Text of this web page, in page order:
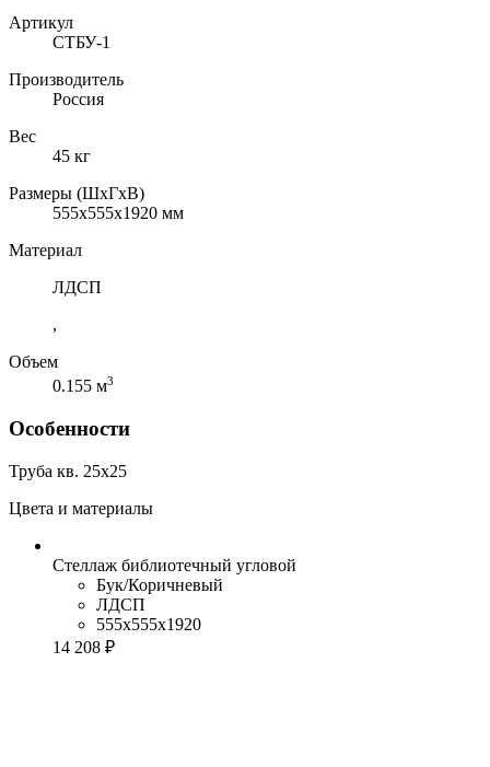
Артикул
СТБУ-1
Производитель
Россия
Вес
45 кг
Размеры (ШхГхВ)
555x555x1920 мм
Материал
ЛДСП
,
Объем
0.155 м3
Особенности
Труба кв. 25х25
Цвета и материалы
Стеллаж библиотечный угловой
Бук/Коричневый
ЛДСП
555x555x1920
14 208 ₽